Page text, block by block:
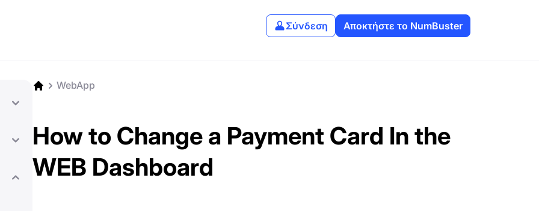
Σύνδεση Αποκτήστε το NumBuster
WebApp
How to Change a Payment Card In the
WEB Dashboard